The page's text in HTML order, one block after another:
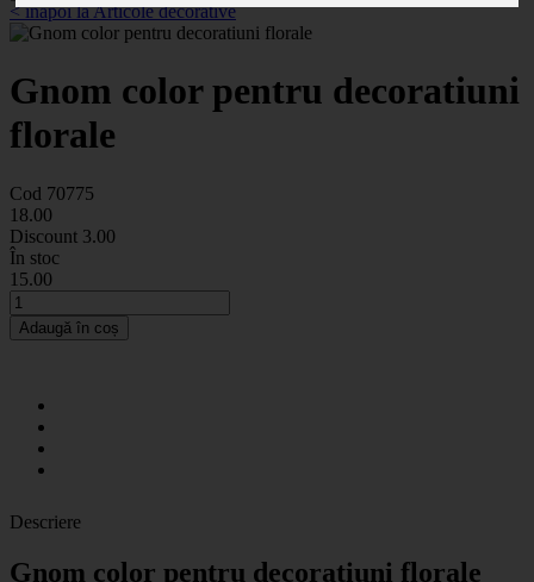
< înapoi la Articole decorative
Gnom color pentru decoratiuni
florale
Cod 70775
18.00
Discount 3.00
În stoc
15.00
Adaugă în coș
Descriere
Gnom color pentru decoratiuni florale